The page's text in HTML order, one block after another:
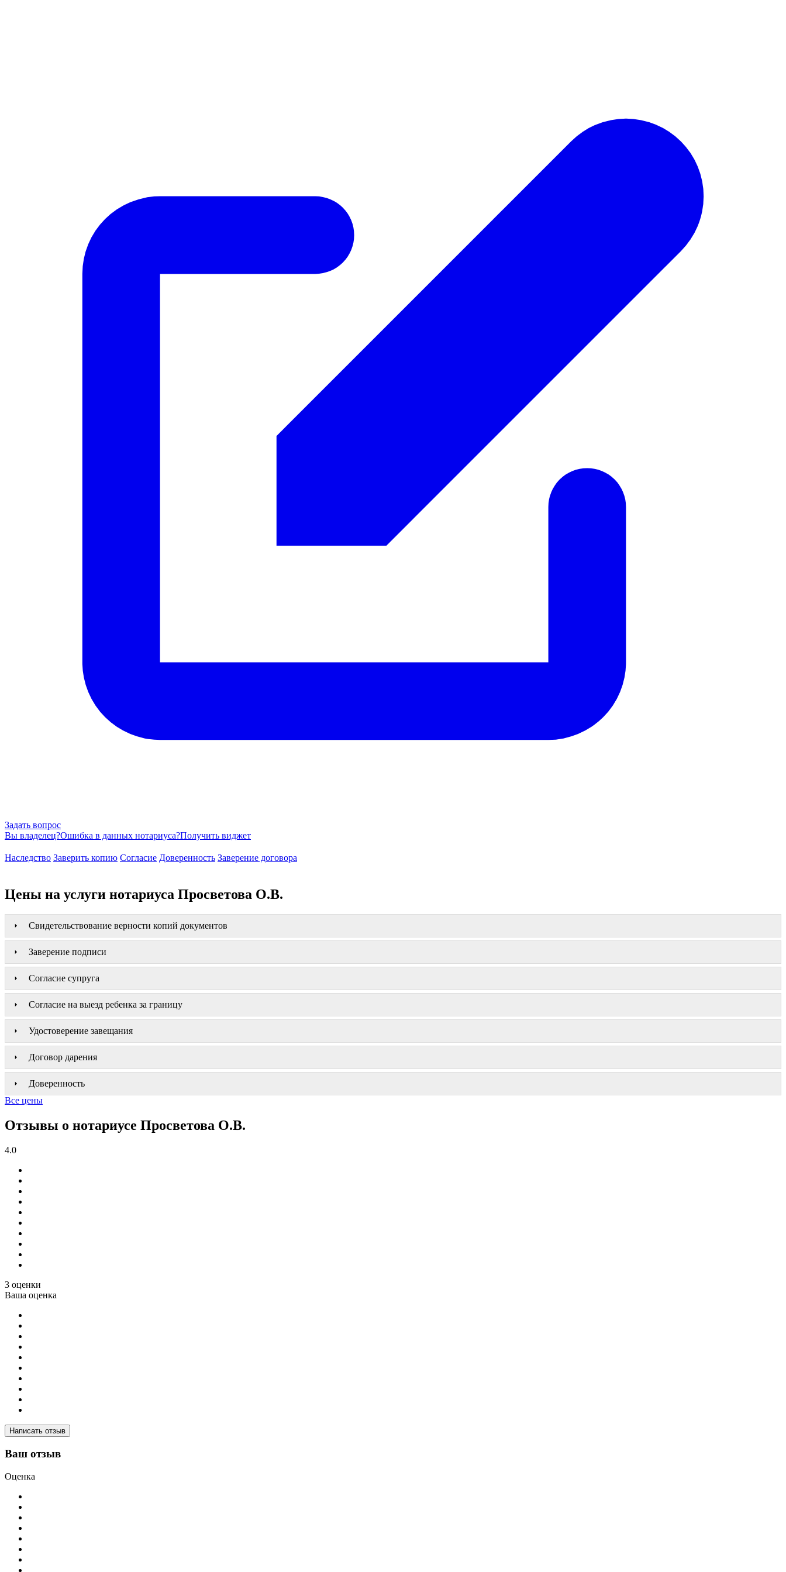
Задать вопрос
Вы владелец?Ошибка в данных нотариуса?Получить виджет
Наследство Заверить копию Согласие Доверенность Заверение договора
Цены на услуги нотариуса Просветова О.В.
Свидетельствование верности копий документов
Заверение подписи
Согласие супруга
Согласие на выезд ребенка за границу
Удостоверение завещания
Договор дарения
Доверенность
Все цены
Отзывы о нотариусе Просветова О.В.
4.0
3 оценки
Ваша оценка
Написать отзыв
Ваш отзыв
Оценка